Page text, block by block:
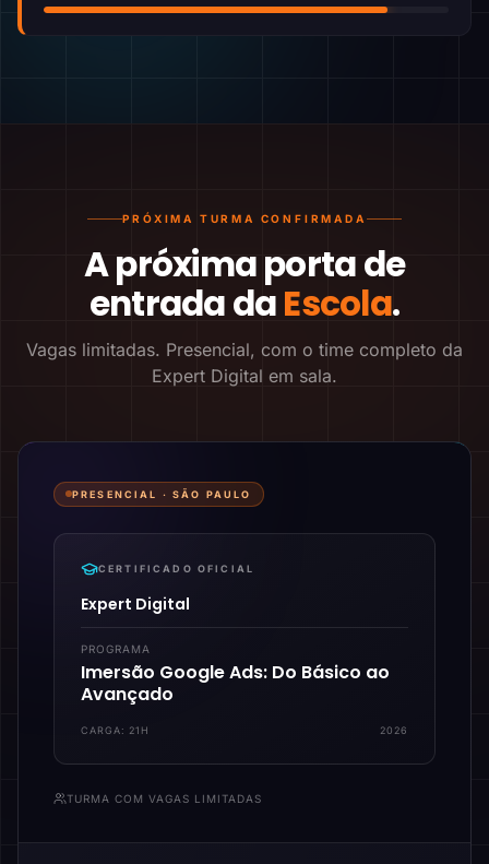
PRÓXIMA TURMA CONFIRMADA
A próxima porta de
entrada daEscola.
Vagas limitadas. Presencial, com o time completo da
Expert Digital em sala.
PRESENCIAL ·SÃO PAULO
CERTIFICADO OFICIAL
Expert Digital
PROGRAMA
Imersão Google Ads: Do Básico ao
Avançado
CARGA: 21H 2026
TURMA COM VAGAS LIMITADAS